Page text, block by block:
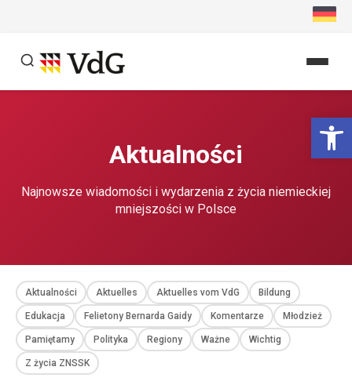
Aktualności
Najnowsze wiadomości i wydarzenia z życia niemieckiej
mniejszości w Polsce
Aktualności Aktuelles Aktuelles vom VdG Bildung
Edukacja Felietony Bernarda Gaidy Komentarze Młodzież
Pamiętamy Polityka Regiony Ważne Wichtig
Z życia ZNSSK